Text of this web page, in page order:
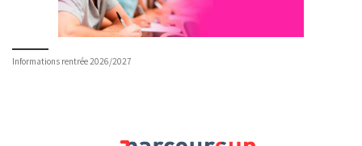
Informations rentrée 2026/2027